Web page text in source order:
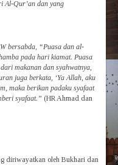
Al-Qur’an dan yang
bersabda, “Puasa dan al-
pada hari kiamat. Puasa
makanan dan syahwatnya,
juga berkata, ‘Ya Allah, aku
maka berikan padaku syafaat
syafaat.” (HR Ahmad dan
diriwayatkan oleh Bukhari dan